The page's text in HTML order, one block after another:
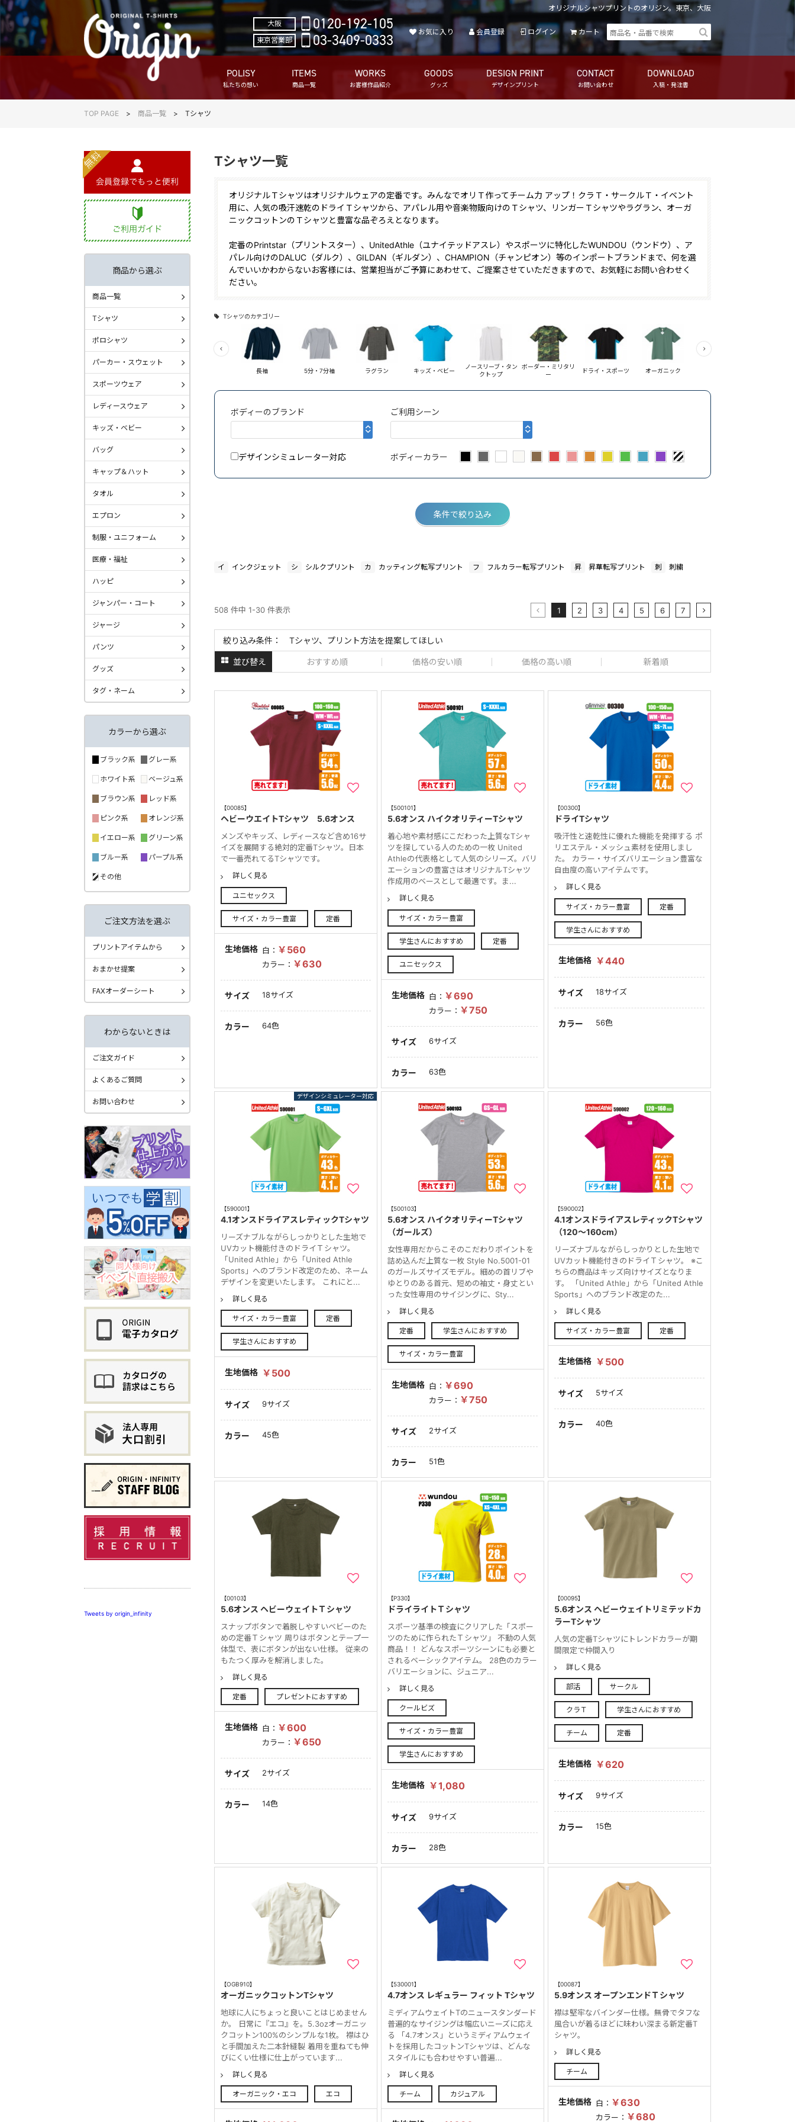
オリジナルシャツプリントのオリジン。東京、大阪
POLISY
私たちの想い
ITEMS
商品一覧
WORKS
お客様作品紹介
GOODS
グッズ
DESIGN PRINT
デザインプリント
CONTACT
お問い合わせ
DOWNLOAD
入稿・発注書
大阪 0120-192-105
東京営業部 03-3409-0333 お気に入り 会員登録 ログイン カート
TOP PAGE 商品一覧 Tシャツ
Tシャツ一覧
オリジナルＴシャツはオリジナルウェアの定番です。みんなでオリＴ作ってチーム力 アップ！クラＴ・サークルＴ・イベント
用に、人気の吸汗速乾のドライＴシャツから、アパレル用や音楽物販向けのＴシャツ、リンガーＴシャツやラグラン、オーガ
ニックコットンのＴシャツと豊富な品ぞろえとなります。
定番のPrintstar（プリントスター）、UnitedAthle（ユナイテッドアスレ）やスポーツに特化したWUNDOU（ウンドウ）、ア
パレル向けのDALUC（ダルク）、GILDAN（ギルダン）、CHAMPION（チャンピオン）等のインポートブランドまで、何を選
んでいいかわからないお客様には、営業担当がご予算にあわせて、ご提案させていただきますので、お気軽にお問い合わせく
ださい。
Tシャツのカテゴリー
長袖 5分・7分袖 ラグラン キッズ・ベビー
ノースリーブ・タン
クトップ
ボーダー・ミリタリ
ー
ドライ・スポーツ オーガニック
ボディーのブランド ご利用シーン
デザインシミュレーター対応 ボディーカラー
条件で絞り込み
イ インクジェット シ シルクプリント カ カッティング転写プリント フ フルカラー転写プリント 昇 昇華転写プリント 刺 刺繍
508 件中 1-30 件表示 1 2 3 4 5 6 7
絞り込み条件： Tシャツ、プリント方法を提案してほしい
並び替え おすすめ順 価格の安い順 価格の高い順 新着順
【00085】
ヘビーウエイトTシャツ 5.6オンス
メンズやキッズ、レディースなど含め16サ
イズを展開する絶対的定番Tシャツ。日本
で一番売れてるTシャツです。
詳しく見る
ユニセックス
サイズ・カラー豊富 定番
生地価格 白： ￥560
カラー： ￥630
サイズ 18サイズ
カラー 64色
【500101】
5.6オンス ハイクオリティーTシャツ
着心地や素材感にこだわった上質なTシャ
ツを探している人のための一枚 United
Athleの代表格として人気のシリーズ。バリ
エーションの豊富さはオリジナルTシャツ
作成用のベースとして最適です。ま...
詳しく見る
サイズ・カラー豊富
学生さんにおすすめ 定番
ユニセックス
生地価格 白： ￥690
カラー： ￥750
サイズ 6サイズ
カラー 63色
【00300】
ドライTシャツ
吸汗性と速乾性に優れた機能を発揮する ポ
リエステル・メッシュ素材を使用しまし
た。 カラー・サイズバリエーション豊富な
自由度の高いアイテムです。
詳しく見る
サイズ・カラー豊富 定番
学生さんにおすすめ
生地価格 ￥440
サイズ 18サイズ
カラー 56色
【590001】
4.1オンスドライアスレティックTシャツ
リーズナブルながらしっかりとした生地で
UVカット機能付きのドライＴシャツ。
「United Athle」から「United Athle
Sports」へのブランド改定のため、ネーム
デザインを変更いたします。 これにと...
詳しく見る
サイズ・カラー豊富 定番
学生さんにおすすめ
生地価格 ￥500
サイズ 9サイズ
カラー 45色
【500103】
5.6オンス ハイクオリティーTシャツ
（ガールズ）
女性専用だからこそのこだわりポイントを
詰め込んだ上質な一枚 Style No.5001-01
のガールズサイズモデル。細めの首リブや
ゆとりのある首元、短めの袖丈・身丈とい
った女性専用のサイジングに、Sty...
詳しく見る
定番 学生さんにおすすめ
サイズ・カラー豊富
生地価格 白： ￥690
カラー： ￥750
サイズ 2サイズ
カラー 51色
【590002】
4.1オンスドライアスレティックTシャツ
（120～160cm）
リーズナブルながらしっかりとした生地で
UVカット機能付きのドライＴシャツ。 ※こ
ちらの商品はキッズ向けサイズとなりま
す。 「United Athle」から「United Athle
Sports」へのブランド改定のた...
詳しく見る
サイズ・カラー豊富 定番
生地価格 ￥500
サイズ 5サイズ
カラー 40色
【00103】
5.6オンス ヘビーウェイトＴシャツ
スナップボタンで着脱しやすいベビーのた
めの定番Ｔシャツ 周りはボタンとテープ一
体型で、表にボタンが出ない仕様。 従来の
もたつく厚みを解消しました。
詳しく見る
定番 プレゼントにおすすめ
生地価格 白： ￥600
カラー： ￥650
サイズ 2サイズ
カラー 14色
【P330】
ドライライトＴシャツ
スポーツ基準の検査にクリアした「スポー
ツのために作られたＴシャツ」 不動の人気
商品！！ どんなスポーツシーンにも必要と
されるベーシックアイテム。 28色のカラー
バリエーションに、ジュニア...
詳しく見る
クールビズ
サイズ・カラー豊富
学生さんにおすすめ
生地価格 ￥1,080
サイズ 9サイズ
カラー 28色
【00095】
5.6オンス ヘビーウェイトリミテッドカ
ラーTシャツ
人気の定番Tシャツにトレンドカラーが期
間限定で仲間入り
詳しく見る
部活 サークル
クラＴ 学生さんにおすすめ
チーム 定番
生地価格 ￥620
サイズ 9サイズ
カラー 15色
【OGB910】
オーガニックコットンTシャツ
地球に人にちょっと良いことはじめません
か。 日常に『エコ』を。5.3ozオーガニッ
クコットン100%のシンプルな1枚。 襟はひ
と手間加えた二本針縫製 着用を重ねても伸
びにくい仕様に仕上がっています...
詳しく見る
オーガニック・エコ エコ
【530001】
4.7オンス レギュラー フィット Tシャツ
ミディアムウェイトTのニュースタンダード
普遍的なサイジングは幅広いニーズに応え
る 「4.7オンス」というミディアムウェイ
トを採用したコットンTシャツは、どんな
スタイルにも合わせやすい普遍...
詳しく見る
チーム カジュアル
【00087】
5.9オンス オープンエンドＴシャツ
襟は堅牢なバインダー仕様。無骨でタフな
風合いが着るほどに味わい深まる新定番T
シャツ。
詳しく見る
チーム
生地価格 白： ￥630
カラー： ￥680
商品から選ぶ
商品一覧
Tシャツ
ポロシャツ
パーカー・スウェット
スポーツウェア
レディースウェア
キッズ・ベビー
バッグ
キャップ＆ハット
タオル
エプロン
制服・ユニフォーム
医療・福祉
ハッピ
ジャンパー・コート
ジャージ
パンツ
グッズ
タグ・ネーム
カラーから選ぶ
ブラック系 グレー系
ホワイト系 ベージュ系
ブラウン系 レッド系
ピンク系 オレンジ系
イエロー系 グリーン系
ブルー系 パープル系
その他
ご注文方法を選ぶ
プリントアイテムから
おまかせ提案
FAXオーダーシート
わからないときは
ご注文ガイド
よくあるご質問
お問い合わせ
Tweets by origin_infinity